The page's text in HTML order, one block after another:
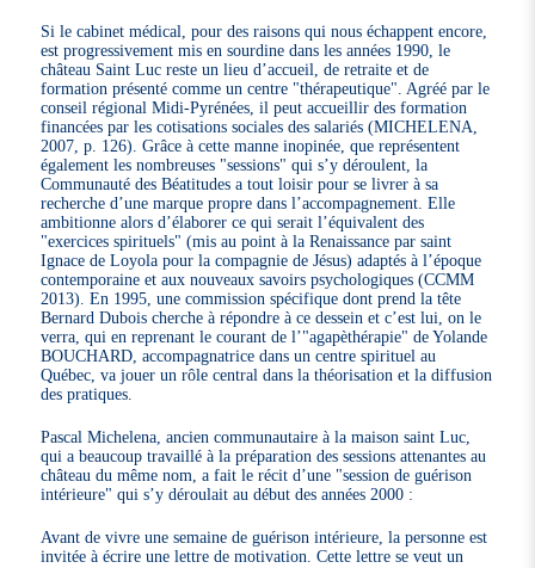
Si le cabinet médical, pour des raisons qui nous échappent encore,
est progressivement mis en sourdine dans les années 1990, le
château Saint Luc reste un lieu d’accueil, de retraite et de
formation présenté comme un centre "thérapeutique". Agréé par le
conseil régional Midi-Pyrénées, il peut accueillir des formation
financées par les cotisations sociales des salariés (MICHELENA,
2007, p. 126). Grâce à cette manne inopinée, que représentent
également les nombreuses "sessions" qui s’y déroulent, la
Communauté des Béatitudes a tout loisir pour se livrer à sa
recherche d’une marque propre dans l’accompagnement. Elle
ambitionne alors d’élaborer ce qui serait l’équivalent des
"exercices spirituels" (mis au point à la Renaissance par saint
Ignace de Loyola pour la compagnie de Jésus) adaptés à l’époque
contemporaine et aux nouveaux savoirs psychologiques (CCMM
2013). En 1995, une commission spécifique dont prend la tête
Bernard Dubois cherche à répondre à ce dessein et c’est lui, on le
verra, qui en reprenant le courant de l’"agapèthérapie" de Yolande
BOUCHARD, accompagnatrice dans un centre spirituel au
Québec, va jouer un rôle central dans la théorisation et la diffusion
des pratiques.
Pascal Michelena, ancien communautaire à la maison saint Luc,
qui a beaucoup travaillé à la préparation des sessions attenantes au
château du même nom, a fait le récit d’une "session de guérison
intérieure" qui s’y déroulait au début des années 2000 :
Avant de vivre une semaine de guérison intérieure, la personne est
invitée à écrire une lettre de motivation. Cette lettre se veut un